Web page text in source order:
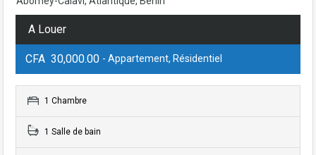
A Louer
CFA 30,000.00 - Appartement, Résidentiel
1 Chambre
1 Salle de bain